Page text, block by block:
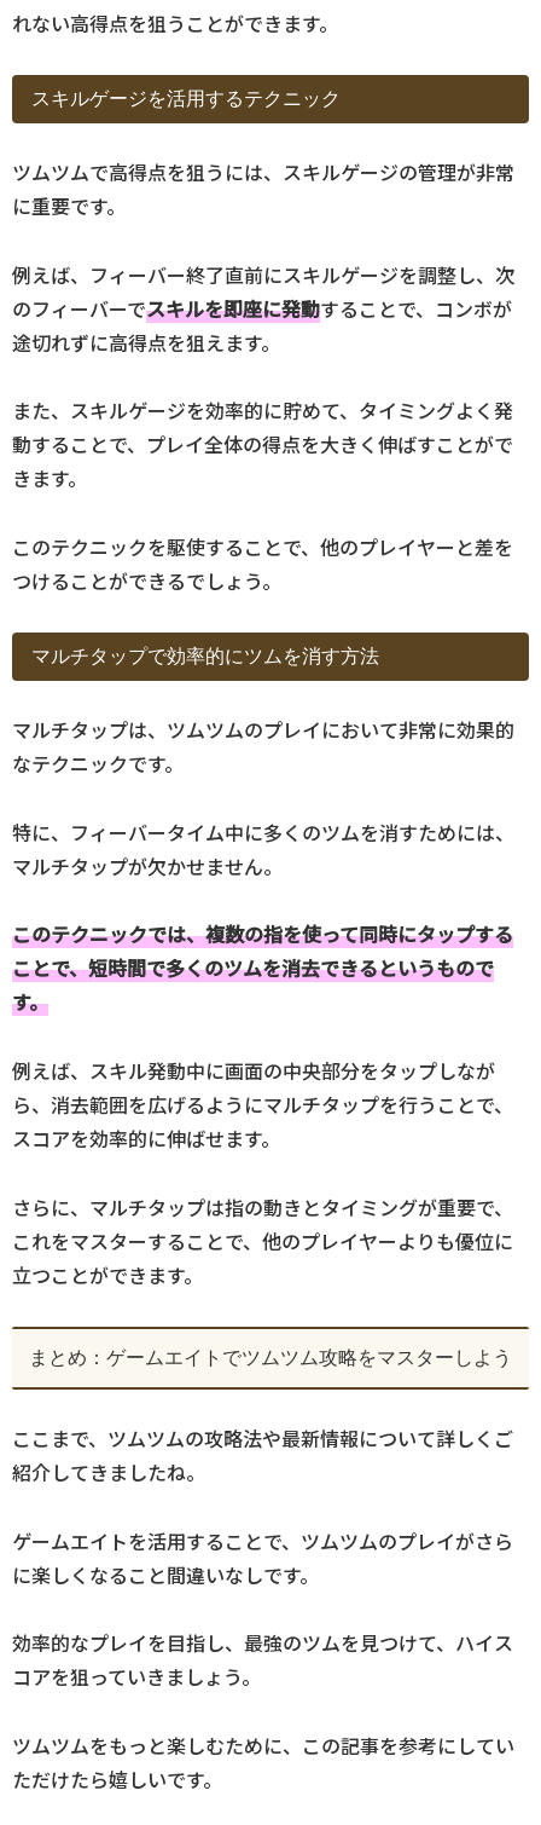
れない高得点を狙うことができます。
スキルゲージを活用するテクニック
ツムツムで高得点を狙うには、スキルゲージの管理が非常
に重要です。
例えば、フィーバー終了直前にスキルゲージを調整し、次
のフィーバーでスキルを即座に発動することで、コンボが
途切れずに高得点を狙えます。
また、スキルゲージを効率的に貯めて、タイミングよく発
動することで、プレイ全体の得点を大きく伸ばすことがで
きます。
このテクニックを駆使することで、他のプレイヤーと差を
つけることができるでしょう。
マルチタップで効率的にツムを消す方法
マルチタップは、ツムツムのプレイにおいて非常に効果的
なテクニックです。
特に、フィーバータイム中に多くのツムを消すためには、
マルチタップが欠かせません。
このテクニックでは、複数の指を使って同時にタップする
ことで、短時間で多くのツムを消去できるというもので
す。
例えば、スキル発動中に画面の中央部分をタップしなが
ら、消去範囲を広げるようにマルチタップを行うことで、
スコアを効率的に伸ばせます。
さらに、マルチタップは指の動きとタイミングが重要で、
これをマスターすることで、他のプレイヤーよりも優位に
立つことができます。
まとめ：ゲームエイトでツムツム攻略をマスターしよう
ここまで、ツムツムの攻略法や最新情報について詳しくご
紹介してきましたね。
ゲームエイトを活用することで、ツムツムのプレイがさら
に楽しくなること間違いなしです。
効率的なプレイを目指し、最強のツムを見つけて、ハイス
コアを狙っていきましょう。
ツムツムをもっと楽しむために、この記事を参考にしてい
ただけたら嬉しいです。